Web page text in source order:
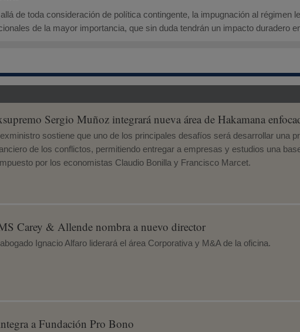
de toda consideración de política contingente, la impugnación al régimen
de la mayor importancia, que sin duda tendrán un impacto duradero
Sergio Muñoz integrará nueva área de Hakamana
sostiene que uno de los principales desafíos será desarrollar una
de los conflictos, permitiendo entregar a empresas y estudios una
por los economistas Claudio Bonilla y Francisco Marcet.
Carey & Allende nombra a nuevo director
Ignacio Alfaro liderará el área Corporativa y M&A de la oficina.
a Fundación Pro Bono